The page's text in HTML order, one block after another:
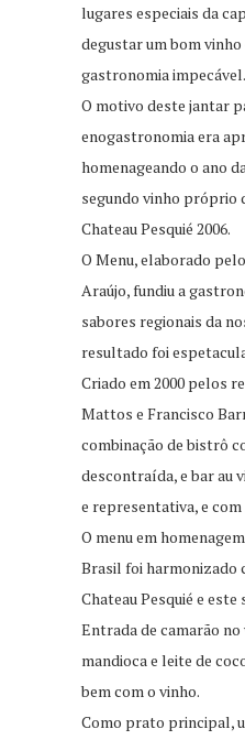
lugares especiais da
degustar um bom vinho
gastronomia impecável.
O motivo deste jantar
enogastronomia era
homenageando o ano
segundo vinho próprio
Chateau Pesquié 2006.
O Menu, elaborado
Araújo, fundiu a
sabores regionais da
resultado foi
Criado em 2000 pelos
Mattos e Francisco
combinação de bistrô
descontraída, e bar au
e representativa, e
O menu em
Brasil foi harmonizado
Chateau Pesquié e este
Entrada de camarão
mandioca e leite de
bem com o vinho.
Como prato principal,